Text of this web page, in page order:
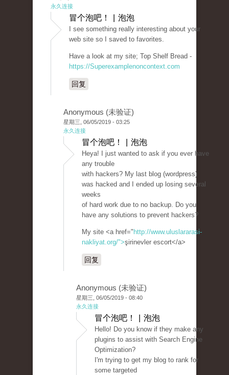
永久连接
冒个泡吧！ | 泡泡
I see something really interesting about your
web site so I saved to favorites.
Have a look at my site; Top Shelf Bread -
https://Superexamplenoncontext.com
回复
Anonymous (未验证)
星期三, 06/05/2019 - 03:25
永久连接
冒个泡吧！ | 泡泡
Heya! I just wanted to ask if you ever have
any trouble
with hackers? My last blog (wordpress)
was hacked and I ended up losing several
weeks
of hard work due to no backup. Do you
have any solutions to prevent hackers?
My site <a href=" http://www.uluslararasi-
nakliyat.org/">şirinevler escort</a>
回复
Anonymous (未验证)
星期三, 06/05/2019 - 08:40
永久连接
冒个泡吧！ | 泡泡
Hello! Do you know if they make any
plugins to assist with Search Engine
Optimization?
I'm trying to get my blog to rank for
some targeted